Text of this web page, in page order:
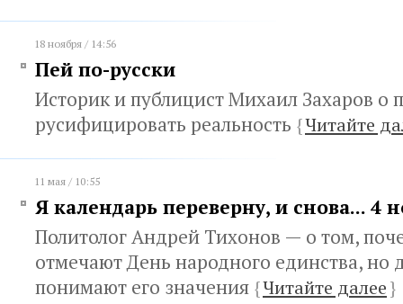
18 ноября / 14:56
Пей по-русски
Историк и публицист Михаил Захаров о
русифицировать реальность {Читайте
11 мая / 10:55
Я календарь переверну, и снова... 4
Политолог Андрей Тихонов — о том,
отмечают День народного единства, но
понимают его значения {Читайте далее}